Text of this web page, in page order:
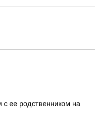
ее родственником на